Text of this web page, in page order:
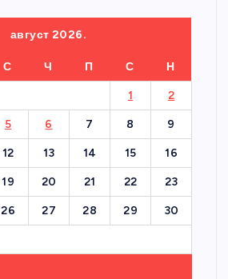
август 2026.
С Ч П С Н
1 2
5 6 7 8 9
12 13 14 15 16
19 20 21 22 23
26 27 28 29 30